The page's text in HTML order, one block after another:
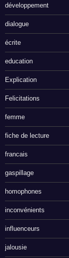
développement
dialogue
écrite
education
Explication
Felicitations
femme
fiche de lecture
francais
gaspillage
homophones
inconvénients
influenceurs
jalousie